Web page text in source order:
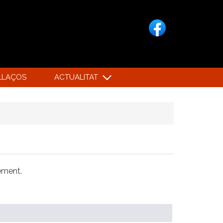
ACTUALITAT